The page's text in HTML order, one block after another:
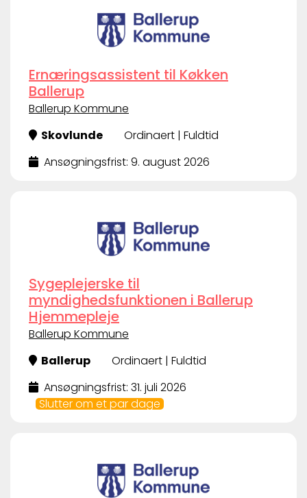
Ernæringsassistent til Køkken
Ballerup
Ballerup Kommune
Skovlunde
Ordinaert | Fuldtid
Ansøgningsfrist: 9. august 2026
Sygeplejerske til
myndighedsfunktionen i Ballerup
Hjemmepleje
Ballerup Kommune
Ballerup
Ordinaert | Fuldtid
Ansøgningsfrist: 31. juli 2026
Slutter om et par dage